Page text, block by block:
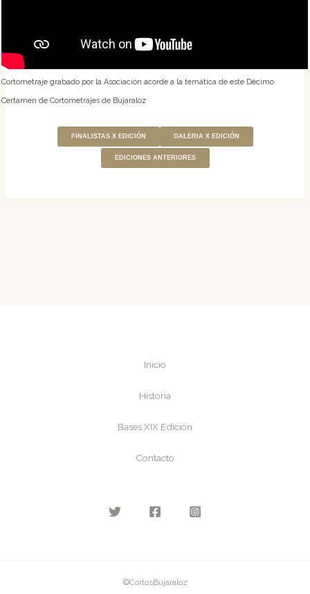
Cortometraje grabado por la Asociación acorde a la temática de este Décimo
Certamen de Cortometrajes de Bujaraloz
FINALISTAS X EDICIÓN GALERIA X EDICIÓN
EDICIONES ANTERIORES
Inicio
Historia
Bases XIX Edición
Contacto
©CortosBujaraloz